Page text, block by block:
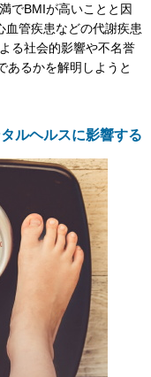
でBMIが高いことと因
血管疾患などの代謝疾患
る社会的影響や不名誉
あるかを解明しようと
ルヘルスに影響する